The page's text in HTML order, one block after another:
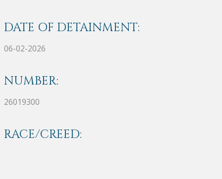
DATE OF DETAINMENT:
06-02-2026
NUMBER:
26019300
RACE/CREED: